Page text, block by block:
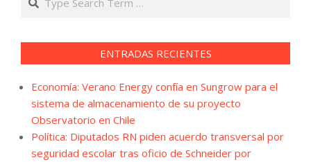
ENTRADAS RECIENTES
Economía: Verano Energy confía en Sungrow para el
sistema de almacenamiento de su proyecto
Observatorio en Chile
Política: Diputados RN piden acuerdo transversal por
seguridad escolar tras oficio de Schneider por